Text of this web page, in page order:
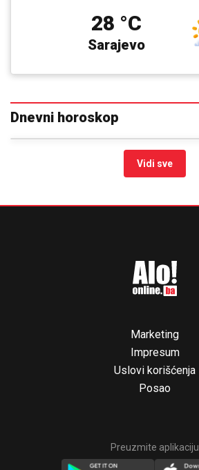
Sarajevo
28 °C
Dnevni horoskop
Vidi sve
Marketing
Impresum
Uslovi korišćenja
Posao
Preuzmite aplikaciju